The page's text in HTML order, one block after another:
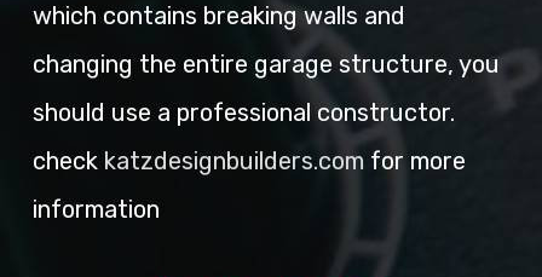
which contains breaking walls and
changing the entire garage structure, you
should use a professional constructor.
check katzdesignbuilders.com for more
information